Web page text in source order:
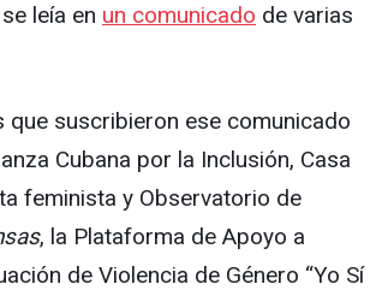
leía en un comunicado de varias
que suscribieron ese comunicado
Cubana por la Inclusión, Casa
feminista y Observatorio de
, la Plataforma de Apoyo a
de Violencia de Género “Yo Sí